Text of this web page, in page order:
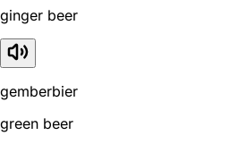
ginger beer
gemberbier
green beer